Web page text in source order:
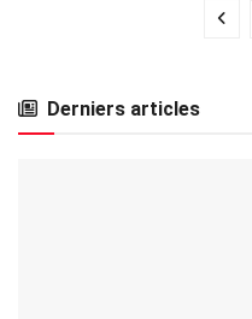
Derniers articles